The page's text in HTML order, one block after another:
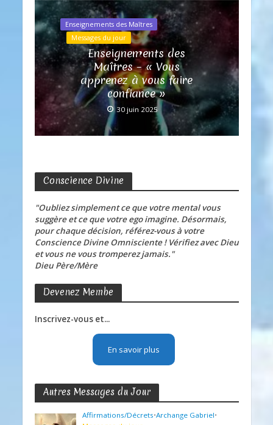
Enseignements des Maîtres
Messages du jour
Enseignements des
Maîtres – « Vous
apprenez à vous faire
confiance »
30 juin 2025
Conscience Divine
"Oubliez simplement ce que votre mental vous
suggère et ce que votre ego imagine. Désormais,
pour chaque décision, référez-vous à votre
Conscience Divine Omnisciente ! Vérifiez avec Dieu
et vous ne vous tromperez jamais."
Dieu Père/Mère
Devenez Membe
Inscrivez-vous et...
En savoir plus
Autres Messages du Jour
Affirmations/Décrets•Archange Gabriel•